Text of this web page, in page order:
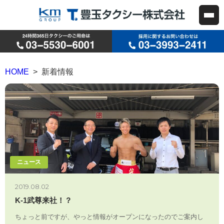
HOME > 新着情報
ニュース
2019.08.02
K-1武尊来社！？
ちょっと前ですが、やっと情報がオープンになったのでご案内し